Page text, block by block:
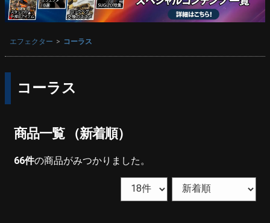
エフェクター コーラス
コーラス
商品一覧 （新着順）
66件の商品がみつかりました。